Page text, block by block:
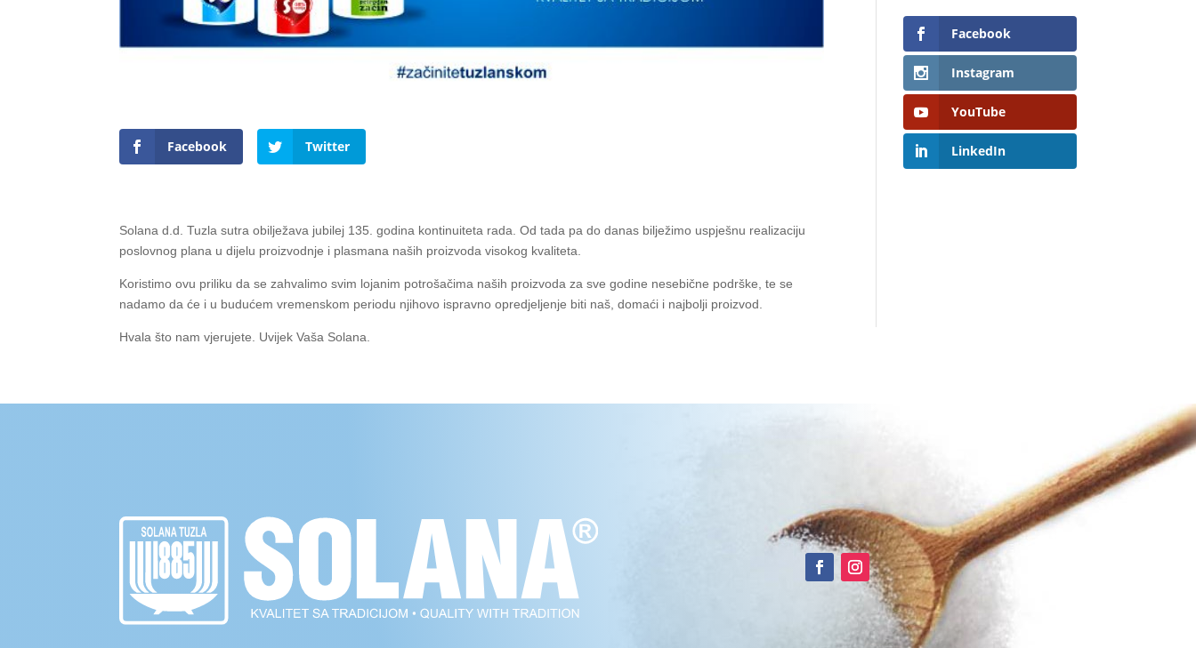
Facebook Twitter
Solana d.d. Tuzla sutra obilježava jubilej 135. godina kontinuiteta rada. Od tada pa do danas bilježimo uspješnu realizaciju
poslovnog plana u dijelu proizvodnje i plasmana naših proizvoda visokog kvaliteta.
Koristimo ovu priliku da se zahvalimo svim lojanim potrošačima naših proizvoda za sve godine nesebične podrške, te se
nadamo da će i u budućem vremenskom periodu njihovo ispravno opredjeljenje biti naš, domaći i najbolji proizvod.
Hvala što nam vjerujete. Uvijek Vaša Solana.
Facebook
Instagram
YouTube
LinkedIn